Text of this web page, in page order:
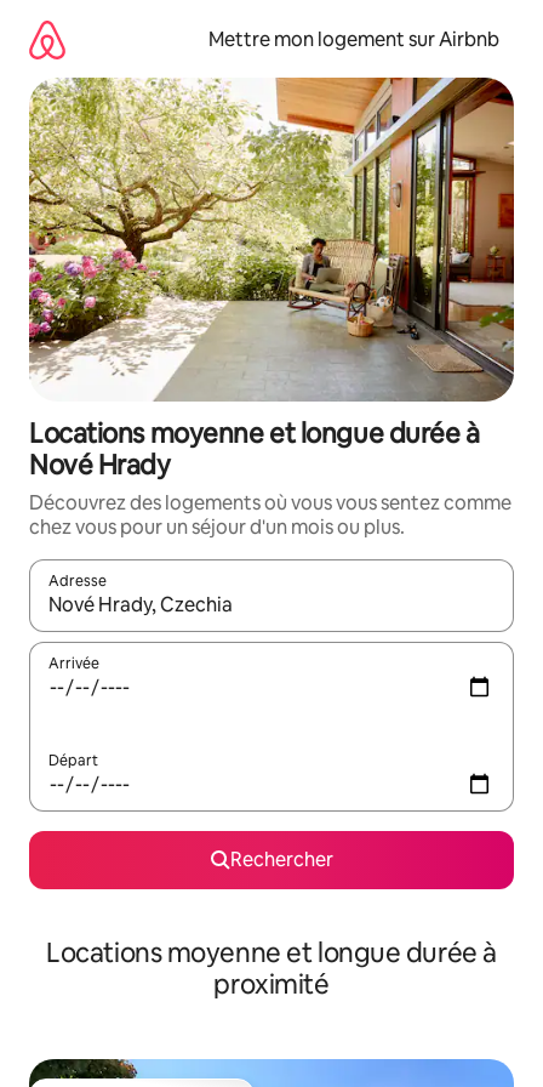
directement
contenu
Mettre mon logement sur Airbnb
Locations moyenne et longue durée à
Nové Hrady
Découvrez des logements où vous vous sentez comme
chez vous pour un séjour d'un mois ou plus.
Adresse
Lorsque les résultats s'affichent, utilisez les flèches vers le
Arrivée
Départ
Rechercher
Locations moyenne et longue durée à
proximité